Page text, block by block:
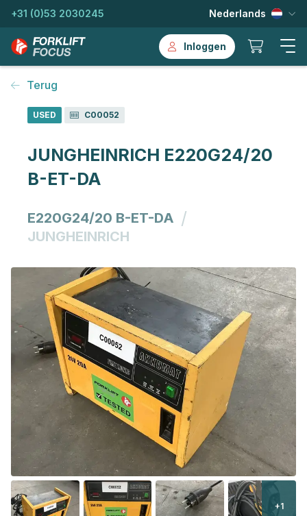
+31 (0)53 2030245 Nederlands
Inloggen
Terug
USED C00052
JUNGHEINRICH E220G24/20
B-ET-DA
E220G24/20 B-ET-DA /
JUNGHEINRICH
+1